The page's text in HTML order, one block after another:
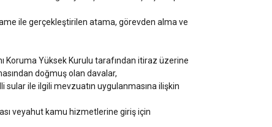
ile gerçekleştirilen atama, görevden alma ve
Koruma Yüksek Kurulu tarafından itiraz üzerine
doğmuş olan davalar,
ile ilgili mevzuatın uygulanmasına ilişkin
veyahut kamu hizmetlerine giriş için